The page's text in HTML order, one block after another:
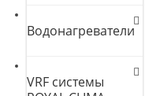
Водонагреватели
VRF системы